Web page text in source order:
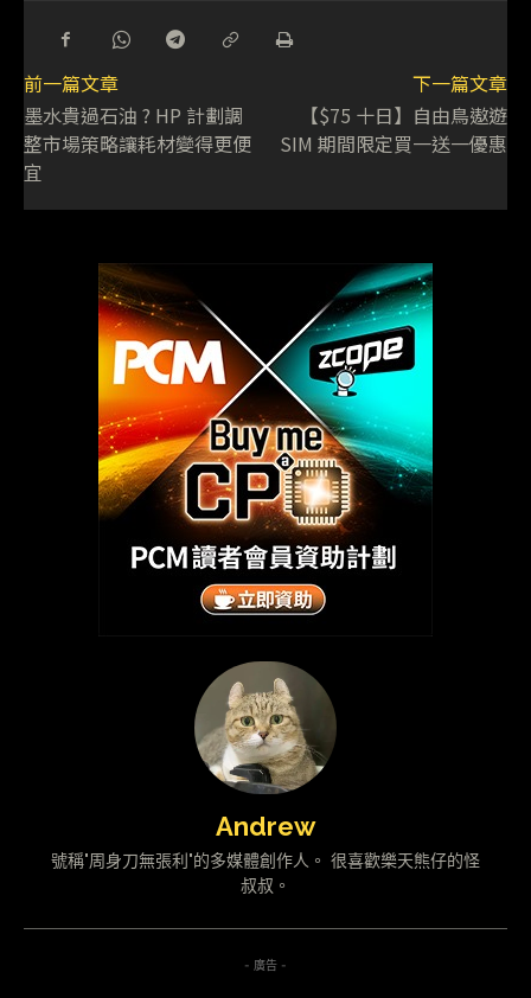
前一篇文章
墨水貴過石油 ? HP 計劃調
整市場策略讓耗材變得更便
宜
下一篇文章
【$75 十日】自由鳥遨遊
SIM 期間限定買一送一優惠
Andrew
號稱"周身刀無張利"的多媒體創作人。 很喜歡樂天熊仔的怪
叔叔。
- 廣告 -